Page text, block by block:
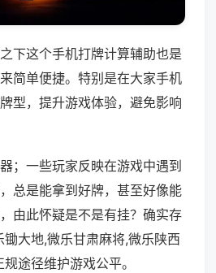
下这个手机打牌计算辅助也是
简单便捷。特别是在大家手机
型，提升游戏体验，避免影响
；一些玩家反映在游戏中遇到
总是能拿到好牌，甚至好像能
由此怀疑是不是有挂？确实存
大地,微乐甘肃麻将,微乐陕西
途径维护游戏公平。